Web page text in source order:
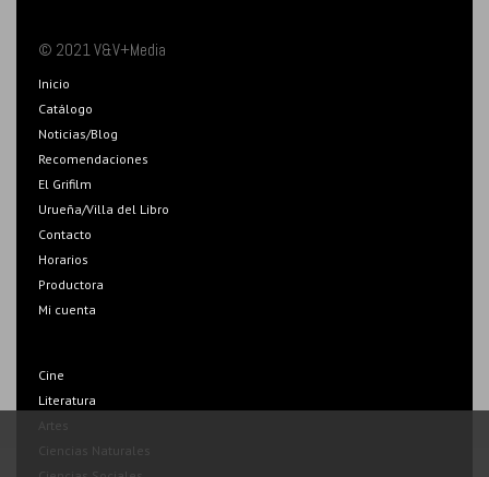
© 2021 V&V+Media
Inicio
Catálogo
Noticias/Blog
Recomendaciones
El Grifilm
Urueña/Villa del Libro
Contacto
Horarios
Productora
Mi cuenta
Cine
Literatura
Artes
Ciencias Naturales